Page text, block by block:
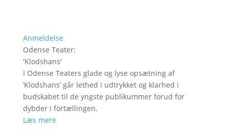
Anmeldelse
Odense Teater:
'Klodshans'
I Odense Teaters glade og lyse opsætning af
’Klodshans’ går lethed i udtrykket og klarhed i
budskabet til de yngste publikummer forud for
dybder i fortællingen.
Læs mere